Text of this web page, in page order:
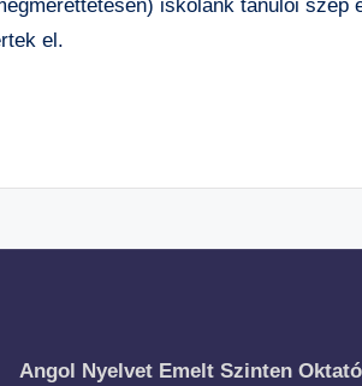
iskolánk tanulói szép
el.
Angol Nyelvet Emelt Szinten